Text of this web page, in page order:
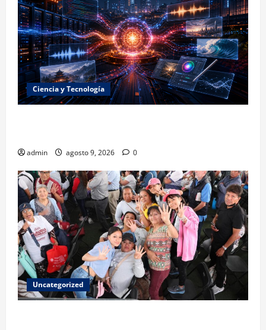
Ciencia y Tecnología
admin agosto 9, 2026 0
Uncategorized